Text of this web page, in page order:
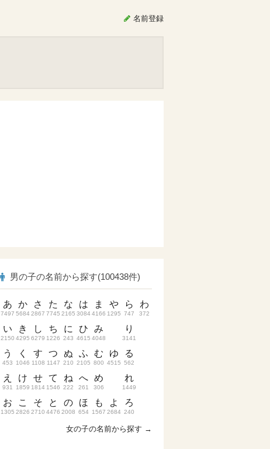
名前登録
男の子の名前から探す(100438件)
あ
7497
い
2150
う
453
え
931
お
1305
か
5684
き
4295
く
1046
け
1859
こ
2826
さ
2867
し
6279
す
1108
せ
1814
そ
2710
た
7745
ち
1226
つ
1147
て
1546
と
4476
な
2165
に
243
ぬ
210
ね
222
の
2008
は
3084
ひ
4615
ふ
2105
へ
261
ほ
654
ま
4166
み
4048
む
800
め
306
も
1567
や
1295
ゆ
4515
よ
2684
ら
747
り
3141
る
562
れ
1449
ろ
240
わ
372
女の子の名前から探す →